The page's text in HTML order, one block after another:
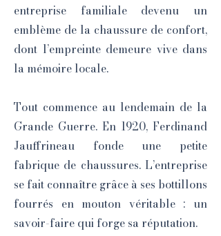
entreprise familiale devenu un
emblème de la chaussure de confort,
dont l’empreinte demeure vive dans
la mémoire locale.
Tout commence au lendemain de la
Grande Guerre. En 1920, Ferdinand
Jauffrineau fonde une petite
fabrique de chaussures. L’entreprise
se fait connaître grâce à ses bottillons
fourrés en mouton véritable : un
savoir-faire qui forge sa réputation.